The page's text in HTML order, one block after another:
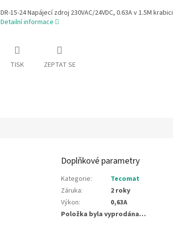
DR-15-24 Napájecí zdroj 230VAC/24VDC, 0.63A v 1.5M krabici
Detailní informace
TISK ZEPTAT SE
Doplňkové parametry
Kategorie:
Tecomat
Záruka:
2 roky
Výkon:
0,63A
Položka byla vyprodána…